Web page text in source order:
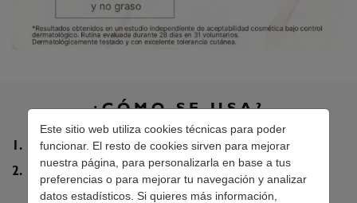
Este sitio web utiliza cookies técnicas para poder
funcionar. El resto de cookies sirven para mejorar
nuestra página, para personalizarla en base a tus
preferencias o para mejorar tu navegación y analizar
datos estadísticos. Si quieres más información,
¿CÓMO SE USA?
Limpiar y secar la piel previamente.
Aplicar de 2 a 4 gotas de sérum sobre rostro, cuello y
escote.